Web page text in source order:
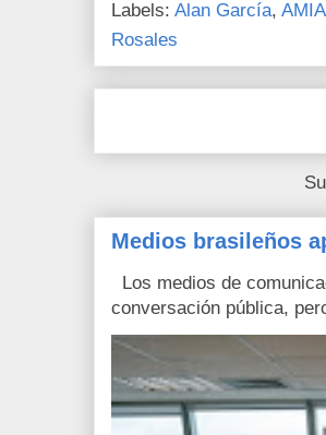
Labels: Alan García, AMIA
Rosales
Medios brasileños
Los medios de
conversación pública,